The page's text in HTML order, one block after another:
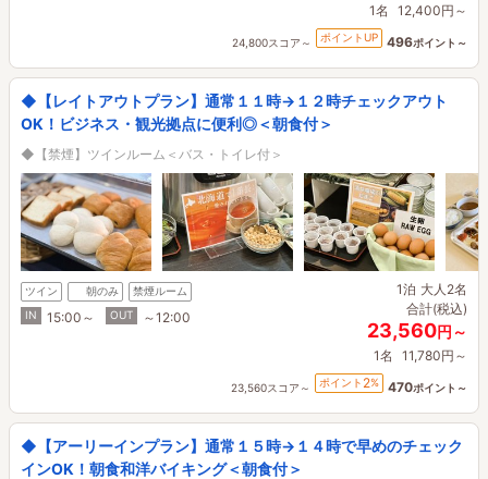
1名 12,400円～
24,800スコア～ ポイントUP 496ポイント～
◆【レイトアウトプラン】通常１１時→１２時チェックアウト
OK！ビジネス・観光拠点に便利◎＜朝食付＞
◆【禁煙】ツインルーム＜バス・トイレ付＞
ツイン 朝のみ
禁煙ルーム
IN
15:00～ OUT ～12:00
1泊 大人2名
合計(税込)
23,560円～
1名 11,780円～
23,560スコア～ ポイント 2% 470ポイント～
◆【アーリーインプラン】通常１５時→１４時で早めのチェック
インOK！朝食和洋バイキング＜朝食付＞